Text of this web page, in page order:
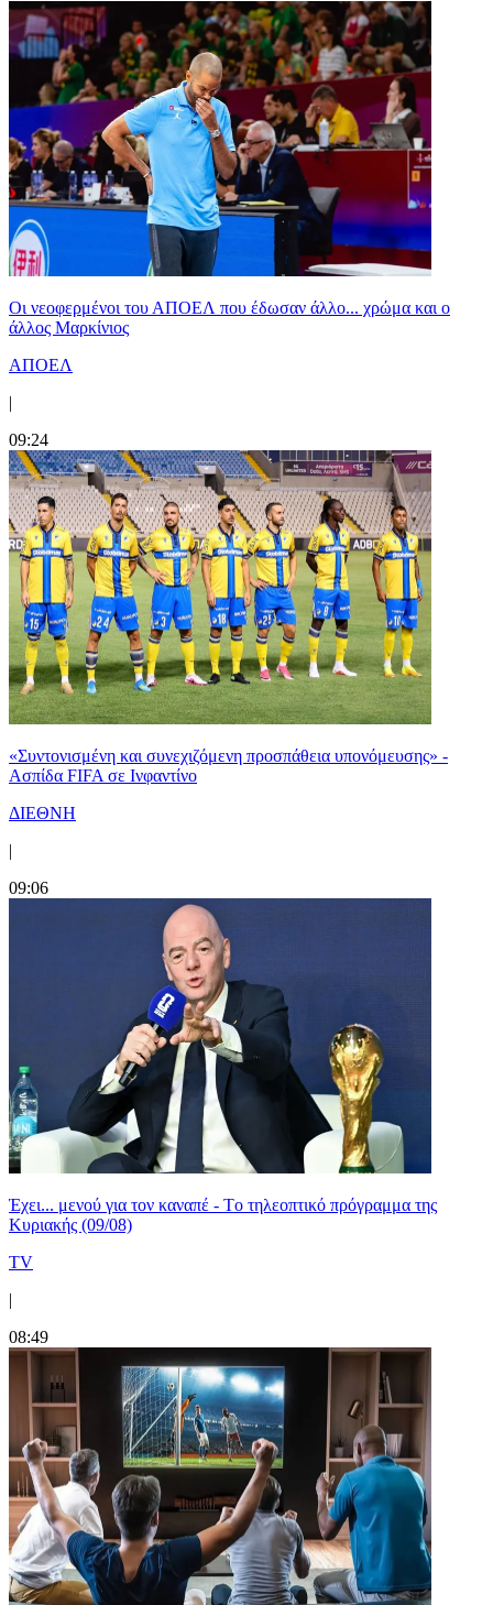
Οι νεοφερμένοι του ΑΠΟΕΛ που έδωσαν άλλο... χρώμα και ο
άλλος Μαρκίνιος
ΑΠΟΕΛ
|
09:24
«Συντονισμένη και συνεχιζόμενη προσπάθεια υπονόμευσης» -
Ασπίδα FIFA σε Ινφαντίνο
ΔΙΕΘΝΗ
|
09:06
Έχει... μενού για τον καναπέ - Tο τηλεοπτικό πρόγραμμα της
Κυριακής (09/08)
TV
|
08:49